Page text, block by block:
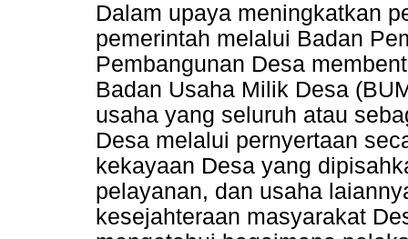
Dalam upaya meningkatkan
pemerintah melalui Badan
Pembangunan Desa
Badan Usaha Milik Desa
usaha yang seluruh atau
Desa melalui pernyertaan
kekayaan Desa yang
pelayanan, dan usaha
kesejahteraan masyarakat